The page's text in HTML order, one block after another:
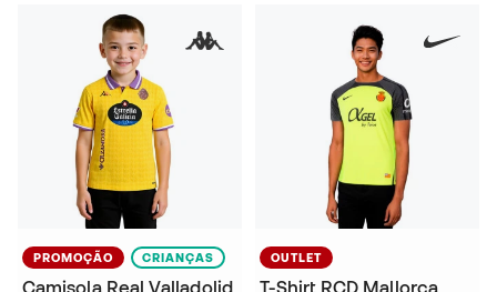
PROMOÇÃO CRIANÇAS
Camisola Real Valladolid
OUTLET
T-Shirt RCD Mallorca